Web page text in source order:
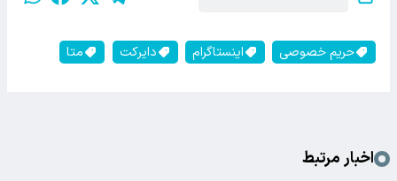
حریم خصوصی اینستاگرام دایرکت متا
اخبار مرتبط